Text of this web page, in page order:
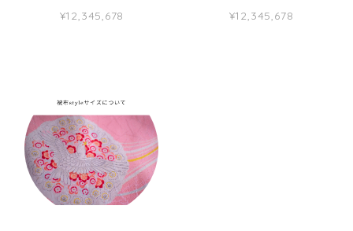
¥12,345,678 ¥12,345,678